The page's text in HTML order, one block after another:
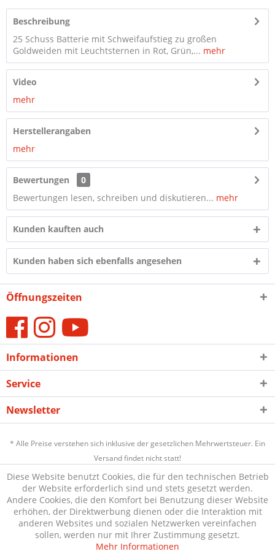
Beschreibung
25 Schuss Batterie mit Schweifaufstieg zu großen
Goldweiden mit Leuchtsternen in Rot, Grün,... mehr
Video
mehr
Herstellerangaben
mehr
Bewertungen
0
Bewertungen lesen, schreiben und diskutieren... mehr
Kunden kauften auch
Kunden haben sich ebenfalls angesehen
Öffnungszeiten
Informationen
Service
Newsletter
* Alle Preise verstehen sich inklusive der gesetzlichen Mehrwertsteuer. Ein
Versand findet nicht statt!
Diese Website benutzt Cookies, die für den technischen Betrieb
der Website erforderlich sind und stets gesetzt werden.
Andere Cookies, die den Komfort bei Benutzung dieser Website
erhöhen, der Direktwerbung dienen oder die Interaktion mit
anderen Websites und sozialen Netzwerken vereinfachen
sollen, werden nur mit Ihrer Zustimmung gesetzt.
Mehr Informationen